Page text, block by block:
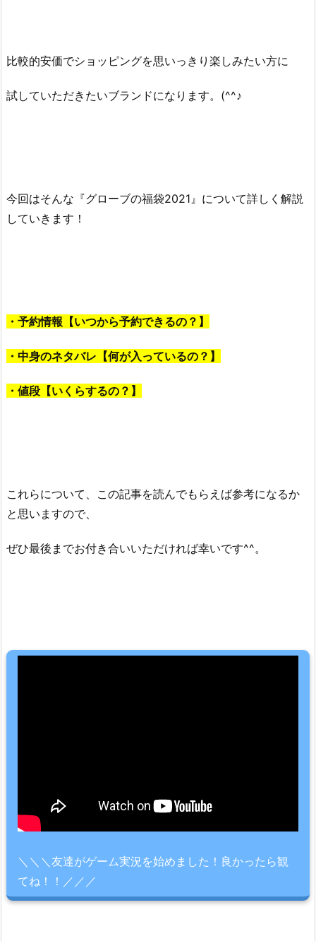
比較的安価でショッピングを思いっきり楽しみたい方に
試していただきたいブランドになります。(^^♪
今回はそんな『グローブの福袋2021』について詳しく解説
していきます！
・予約情報【いつから予約できるの？】
・中身のネタバレ【何が入っているの？】
・値段【いくらするの？】
これらについて、この記事を読んでもらえば参考になるか
と思いますので、
ぜひ最後までお付き合いいただければ幸いです^^。
＼＼＼友達がゲーム実況を始めました！良かったら観
てね！！／／／